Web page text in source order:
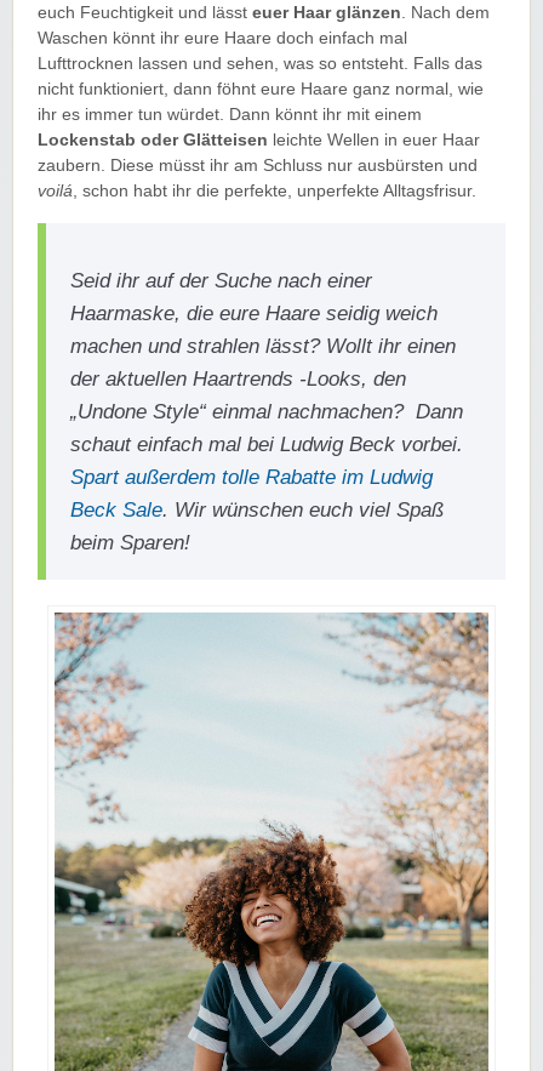
euch Feuchtigkeit und lässt euer Haar glänzen . Nach dem
Waschen könnt ihr eure Haare doch einfach mal
Lufttrocknen lassen und sehen, was so entsteht. Falls das
nicht funktioniert, dann föhnt eure Haare ganz normal, wie
ihr es immer tun würdet. Dann könnt ihr mit einem
Lockenstab oder Glätteisen leichte Wellen in euer Haar
zaubern. Diese müsst ihr am Schluss nur ausbürsten und
voilá , schon habt ihr die perfekte, unperfekte Alltagsfrisur.
Seid ihr auf der Suche nach einer
Haarmaske, die eure Haare seidig weich
machen und strahlen lässt? Wollt ihr einen
der aktuellen Haartrends -Looks, den
„Undone Style“ einmal nachmachen? Dann
schaut einfach mal bei Ludwig Beck vorbei.
Spart außerdem tolle Rabatte im Ludwig
Beck Sale. Wir wünschen euch viel Spaß
beim Sparen!